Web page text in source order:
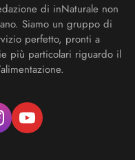
di inNaturale non
Siamo un gruppo di
perfetto, pronti a
più particolari riguardo il
youtube